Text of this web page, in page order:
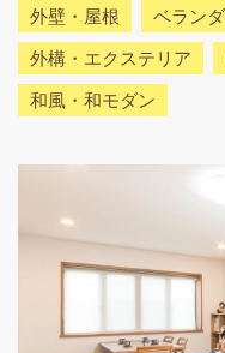
外壁・屋根 ベラン
外構・エクステリア
和風・和モダン